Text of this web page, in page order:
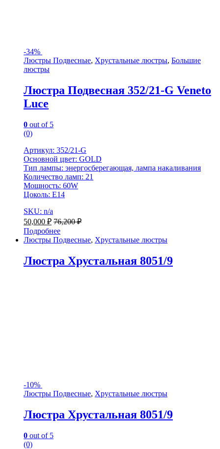
-34%
Люстры Подвесные, Хрустальные люстры, Большие
люстры
Люстра Подвесная 352/21-G Veneto
Luce
0 out of 5
(0)
Артикул: 352/21-G
Основной цвет: GOLD
Тип лампы: энергосберегающая, лампа накаливания
Количество ламп: 21
Мощность: 60W
Цоколь: Е14
SKU: n/a
50,000 ₽ 76,200₽
Подробнее
Люстры Подвесные, Хрустальные люстры
Люстра Хрустальная 8051/9
-10%
Люстры Подвесные, Хрустальные люстры
Люстра Хрустальная 8051/9
0 out of 5
(0)